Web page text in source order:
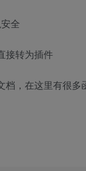
成功，成功即响应包中
Windows NT 10.0;
接转为插件
档，在这里有很